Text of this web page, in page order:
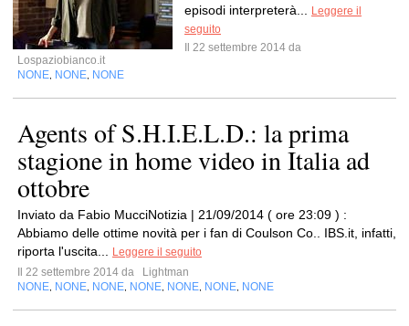
episodi interpreterà...
Leggere il
seguito
Il 22 settembre 2014 da
Lospaziobianco.it
NONE NONE NONE
Agents of S.H.I.E.L.D.: la prima
stagione in home video in Italia ad
ottobre
Inviato da Fabio MucciNotizia | 21/09/2014 ( ore 23:09 ) :
Abbiamo delle ottime novità per i fan di Coulson Co.. IBS.it, infatti,
riporta l'uscita...
Leggere il seguito
Il 22 settembre 2014 da
Lightman
NONE NONE NONE NONE NONE NONE NONE